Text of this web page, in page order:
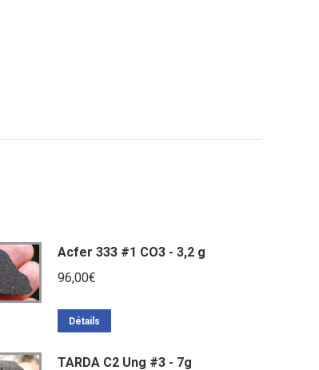
Acfer 333 #1 CO3 - 3,2 g
96,00€
Détails
TARDA C2 Ung #3 - 7g